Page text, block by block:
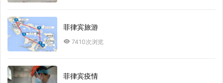
菲律宾旅游
7410次浏览
菲律宾疫情